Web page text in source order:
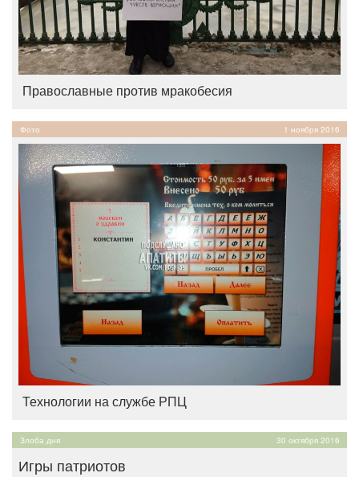
Православные против мракобесия
Фото 1 ноября 2016
Технологии на службе РПЦ
Злоба дня 30 октября 2016
Игры патриотов